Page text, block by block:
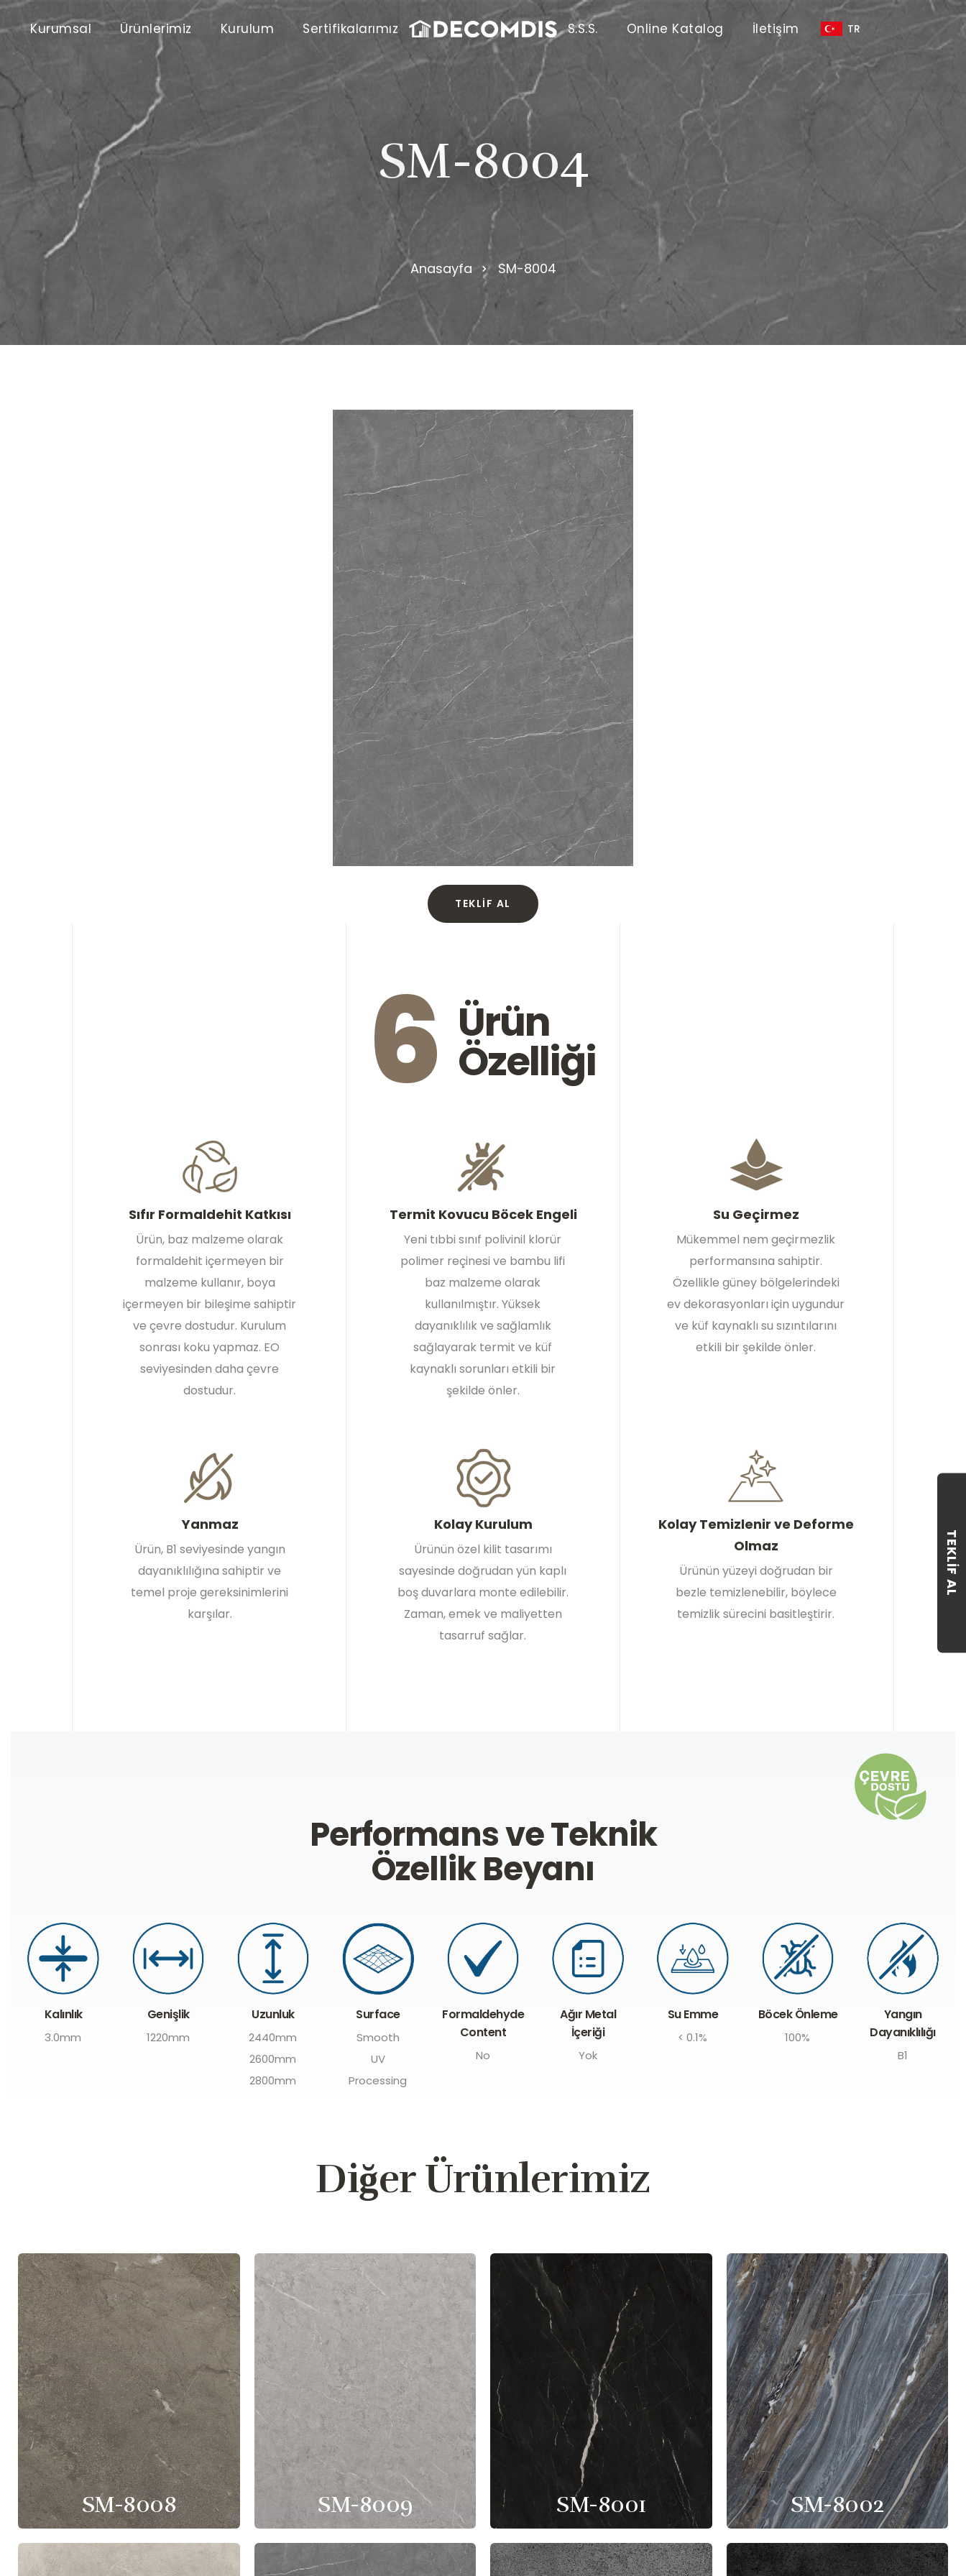
TEKLIF AL
Kurumsal Ürünlerimiz Kurulum Sertifikalarımız S.S.S. Online Katalog İletişim TR
SM-8004
Anasayfa SM-8004
TEKLIF AL
6 Ürün
Özelliği
Sıfır Formaldehit Katkısı
Ürün, baz malzeme olarak
formaldehit içermeyen bir
malzeme kullanır, boya
içermeyen bir bileşime sahiptir
ve çevre dostudur. Kurulum
sonrası koku yapmaz. EO
seviyesinden daha çevre
dostudur.
Termit Kovucu Böcek Engeli
Yeni tıbbi sınıf polivinil klorür
polimer reçinesi ve bambu lifi
baz malzeme olarak
kullanılmıştır. Yüksek
dayanıklılık ve sağlamlık
sağlayarak termit ve küf
kaynaklı sorunları etkili bir
şekilde önler.
Su Geçirmez
Mükemmel nem geçirmezlik
performansına sahiptir.
Özellikle güney bölgelerindeki
ev dekorasyonları için uygundur
ve küf kaynaklı su sızıntılarını
etkili bir şekilde önler.
Yanmaz
Ürün, B1 seviyesinde yangın
dayanıklılığına sahiptir ve
temel proje gereksinimlerini
karşılar.
Kolay Kurulum
Ürünün özel kilit tasarımı
sayesinde doğrudan yün kaplı
boş duvarlara monte edilebilir.
Zaman, emek ve maliyetten
tasarruf sağlar.
Kolay Temizlenir ve Deforme
Olmaz
Ürünün yüzeyi doğrudan bir
bezle temizlenebilir, böylece
temizlik sürecini basitleştirir.
Performans ve Teknik
Özellik Beyanı
Kalınlık
3.0mm
Genişlik
1220mm
Uzunluk
2440mm
2600mm
2800mm
Surface
Smooth
UV
Processing
Formaldehyde
Content
No
Ağır Metal
İçeriği
Yok
Su Emme
< 0.1%
Böcek Önleme
100%
Yangın
Dayanıklılığı
B1
Diğer Ürünlerimiz
SM-8008 SM-8009 SM-8001 SM-8002